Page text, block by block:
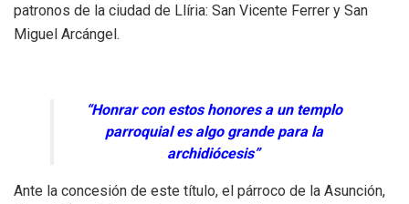
patronos de la ciudad de Llíria: San Vicente Ferrer y San
Miguel Arcángel.
“Honrar con estos honores a un templo
parroquial es algo grande para la
archidiócesis”
Ante la concesión de este título, el párroco de la Asunción,